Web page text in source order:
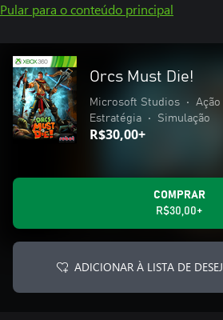
Pular para o conteúdo principal
Orcs Must Die!
Microsoft Studios •
Estratégia
• Simulação
R$30,00+
COMPRAR
R$30,00+
ADICIONAR À LISTA DE